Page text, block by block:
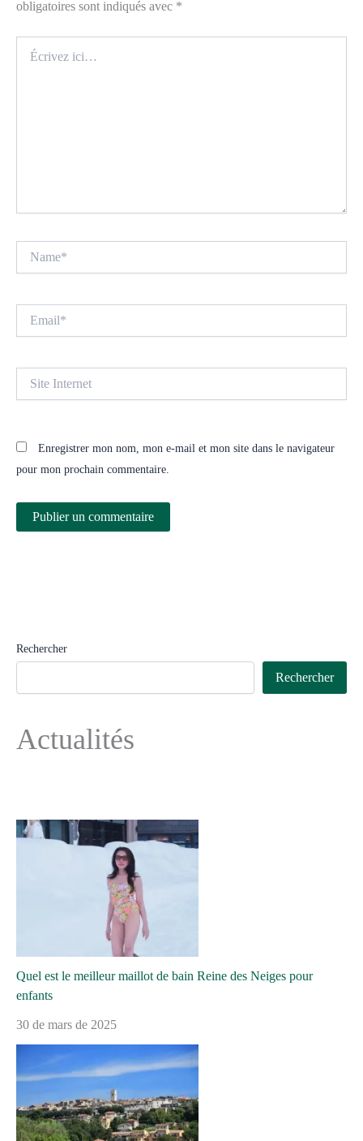
obligatoires sont indiqués avec *
ici…
Internet
Enregistrer mon nom, mon e-mail et mon site dans le navigateur
pour mon prochain commentaire.
Rechercher
Rechercher
Actualités
Quel est le meilleur maillot de bain Reine des Neiges pour
enfants
30 de mars de 2025